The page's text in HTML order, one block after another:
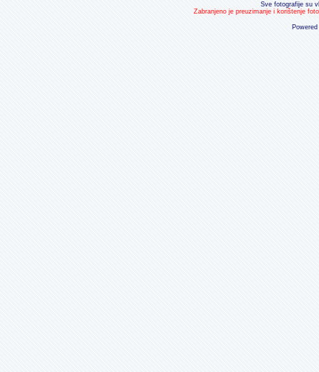
Sve fotografije su
Zabranjeno je preuzimanje i korištenje